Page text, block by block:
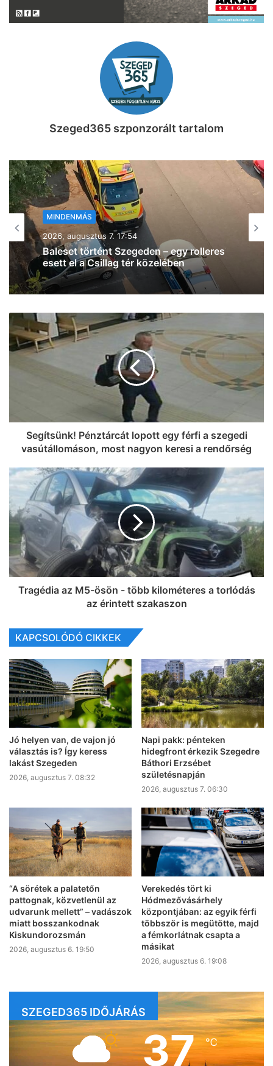
Szeged365 szponzorált tartalom
MINDENMÁS
2026, augusztus 7. 17:26
Folytatódik az éjszakai permetezés
Szegeden – mutatjuk, mire kell figyelni
Segítsünk! Pénztárcát lopott egy férfi a szegedi
vasútállomáson, most nagyon keresi a rendőrség
Tragédia az M5-ösön - több kilométeres a torlódás
az érintett szakaszon
KAPCSOLÓDÓ CIKKEK
Jó helyen van, de vajon jó
választás is? Így keress
lakást Szegeden
2026, augusztus 7. 08:32
Napi pakk: pénteken
hidegfront érkezik Szegedre
Báthori Erzsébet
születésnapján
2026, augusztus 7. 06:30
“A sörétek a palatetőn
pattognak, közvetlenül az
udvarunk mellett” – vadászok
miatt bosszankodnak
Kiskundorozsmán
2026, augusztus 6. 19:50
Verekedés tört ki
Hódmezővásárhely
központjában: az egyik férfi
többször is megütötte, majd
a fémkorlátnak csapta a
másikat
2026, augusztus 6. 19:08
SZEGED365 IDŐJÁRÁS
37℃